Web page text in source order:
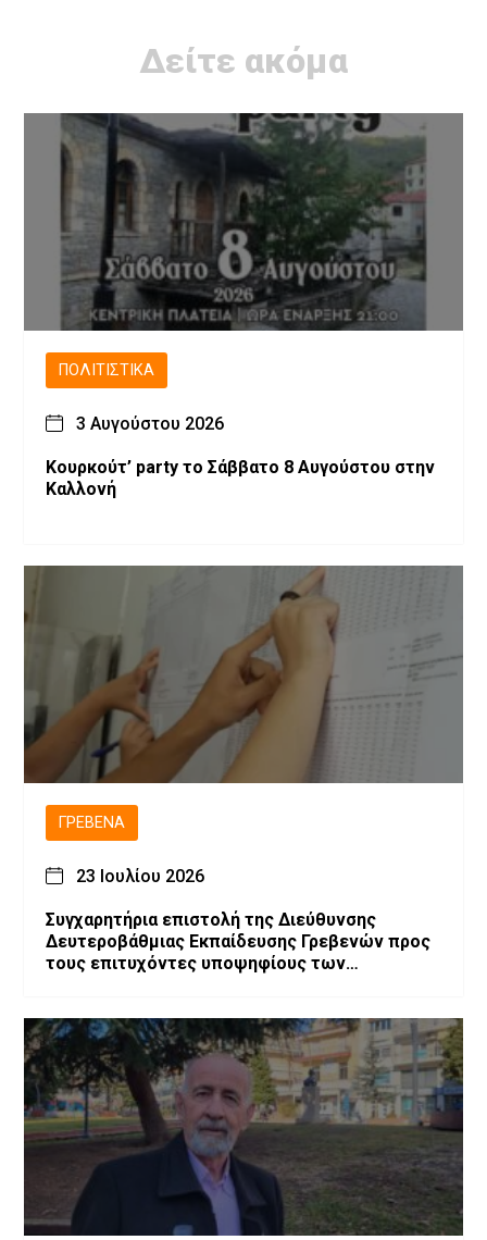
Δείτε ακόμα
ΠΟΛΙΤΙΣΤΙΚΆ
3 Αυγούστου 2026
Κουρκούτ’ party το Σάββατο 8 Αυγούστου στην
Καλλονή
ΓΡΕΒΕΝΆ
23 Ιουλίου 2026
Συγχαρητήρια επιστολή της Διεύθυνσης
Δευτεροβάθμιας Εκπαίδευσης Γρεβενών προς
τους επιτυχόντες υποψηφίους των